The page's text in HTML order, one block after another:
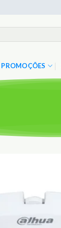
PROMOÇÕES